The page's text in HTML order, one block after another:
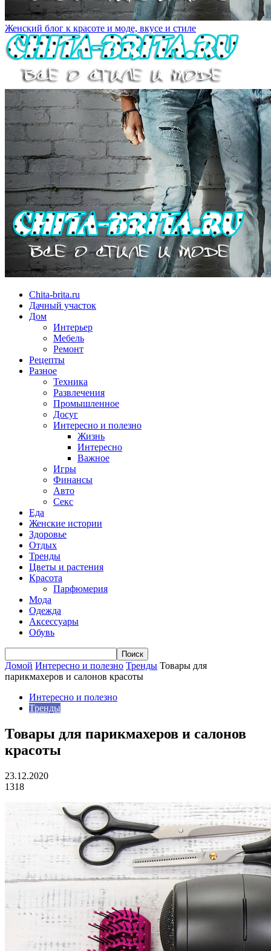
Женский блог к красоте и моде, вкусе и стиле
Chita-brita.ru
Дачный участок
Дом
Интерьер
Мебель
Ремонт
Рецепты
Разное
Техника
Развлечения
Промышленное
Досуг
Интересно и полезно
Жизнь
Интересно
Важное
Игры
Финансы
Авто
Секс
Еда
Женские истории
Здоровье
Отдых
Тренды
Цветы и растения
Красота
Парфюмерия
Мода
Одежда
Аксессуары
Обувь
Домой Интересно и полезно Тренды Товары для
парикмахеров и салонов красоты
Интересно и полезно
Тренды
Товары для парикмахеров и салонов
красоты
23.12.2020
1318